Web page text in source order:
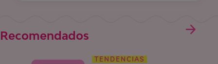
Recomendados
TENDENCIAS